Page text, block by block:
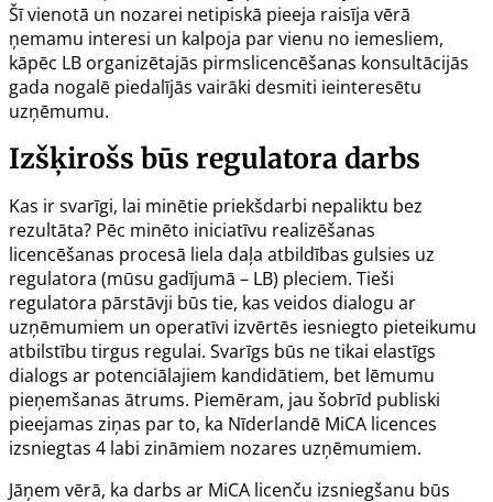
Šī vienotā un nozarei netipiskā pieeja raisīja vērā
ņemamu interesi un kalpoja par vienu no iemesliem,
kāpēc LB organizētajās pirmslicencēšanas konsultācijās
gada nogalē piedalījās vairāki desmiti ieinteresētu
uzņēmumu.
Izšķirošs būs regulatora darbs
Kas ir svarīgi, lai minētie priekšdarbi nepaliktu bez
rezultāta? Pēc minēto iniciatīvu realizēšanas
licencēšanas procesā liela daļa atbildības gulsies uz
regulatora (mūsu gadījumā – LB) pleciem. Tieši
regulatora pārstāvji būs tie, kas veidos dialogu ar
uzņēmumiem un operatīvi izvērtēs iesniegto pieteikumu
atbilstību tirgus regulai. Svarīgs būs ne tikai elastīgs
dialogs ar potenciālajiem kandidātiem, bet lēmumu
pieņemšanas ātrums. Piemēram, jau šobrīd publiski
pieejamas ziņas par to, ka Nīderlandē MiCA licences
izsniegtas 4 labi zināmiem nozares uzņēmumiem.
Jāņem vērā, ka darbs ar MiCA licenču izsniegšanu būs